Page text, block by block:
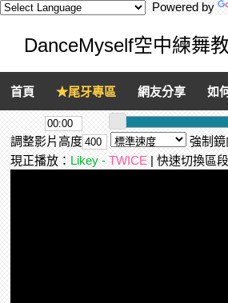
Powered by
DanceMyself空中練舞
首頁 ★尾牙專區 網友分享 如
調整影片高度 強制鏡
現正播放： Likey -TWICE | 快速切換區段